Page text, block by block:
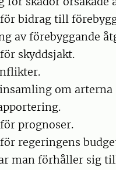
för bidrag till
av förebyggande
skyddsjakt.
om arterna
prognoser.
regeringens
man förhåller sig